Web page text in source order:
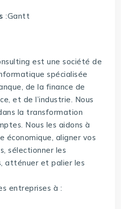
:Gantt
est une société de
spécialisée
de la finance de
et de l’industrie. Nous
la transformation
Nous les aidons à
économique, aligner vos
sélectionner les
atténuer et palier les
entreprises à :